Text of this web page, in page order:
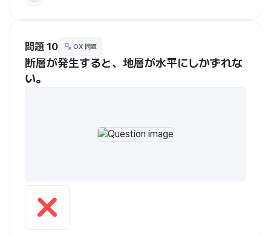
問題 10 OX 問題
断層が発生すると、地層が水平にしかずれな
い。